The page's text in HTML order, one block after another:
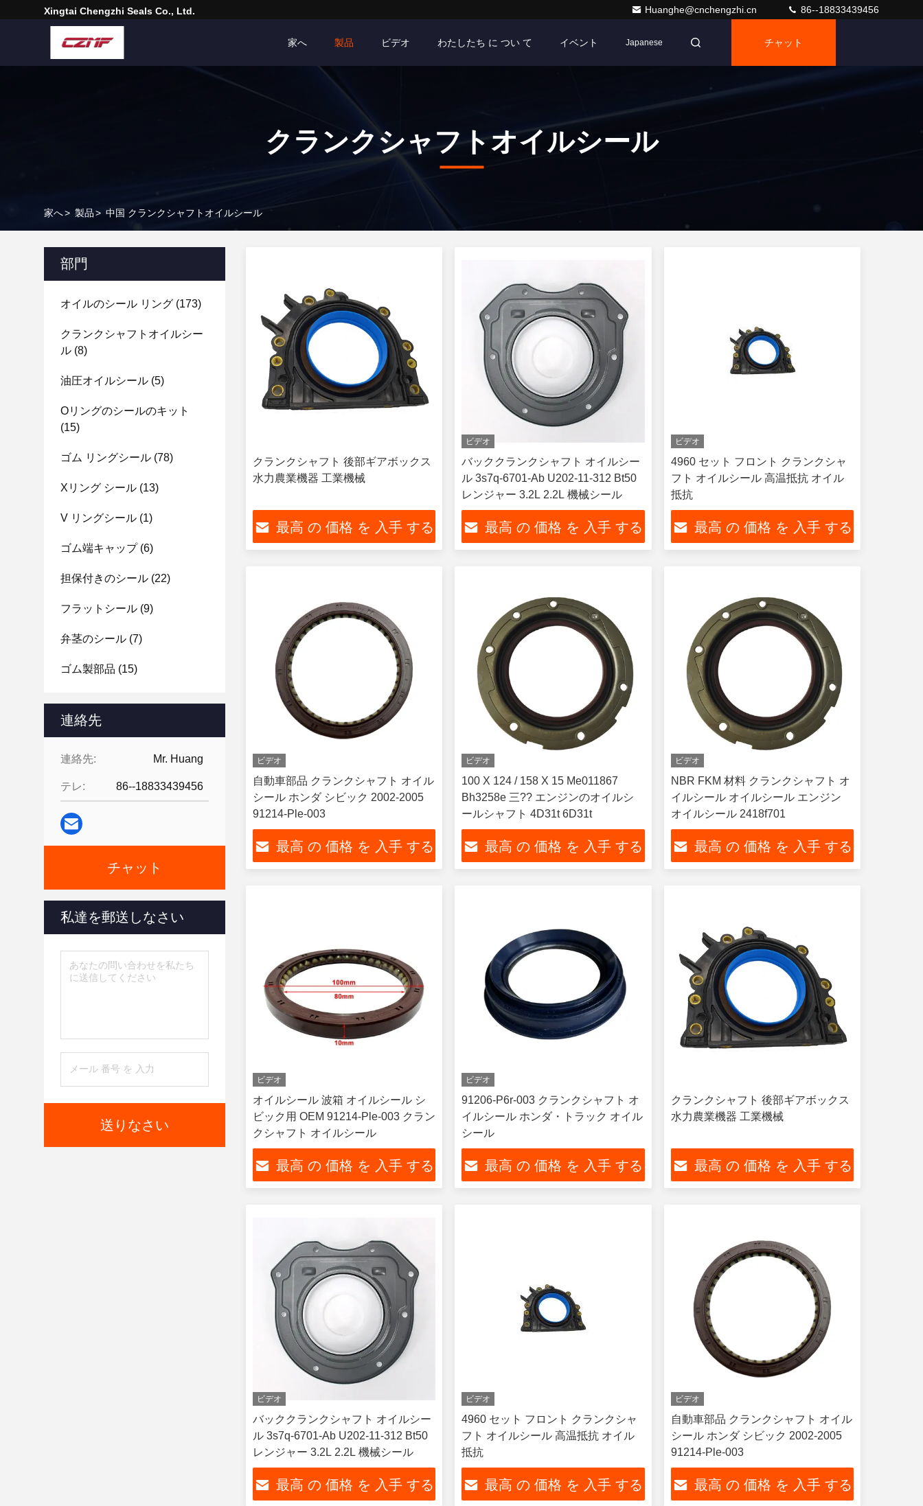
Xingtai Chengzhi Seals Co., Ltd. Huanghe@cnchengzhi.cn 86--18833439456
家へ 製品 ビデオ わたしたち に つい て イベント Japanese チャット
クランクシャフトオイルシール
家へ> 製品> 中国 クランクシャフトオイルシール
部門
オイルのシール リング (173)
クランクシャフトオイルシー
ル (8)
油圧オイルシール (5)
Oリングのシールのキット
(15)
ゴム リングシール (78)
Xリング シール (13)
V リングシール (1)
ゴム端キャップ(6)
担保付きのシール (22)
フラットシール (9)
弁茎のシール (7)
ゴム製部品 (15)
連絡先
連絡先: Mr. Huang
テレ: 86--18833439456
チャット
私達を郵送しなさい
送りなさい
クランクシャフト 後部ギアボックス
水力農業機器 工業機械
最高 の 価格 を 入手 する
ビデオ
バッククランクシャフト オイルシー
ル 3s7q-6701-Ab U202-11-312 Bt50
レンジャー 3.2L 2.2L 機械シール
最高 の 価格 を 入手 する
ビデオ
4960 セット フロント クランクシャ
フト オイルシール 高温抵抗 オイル
抵抗
最高 の 価格 を 入手 する
ビデオ
自動車部品 クランクシャフト オイル
シール ホンダ シビック 2002-2005
91214-Ple-003
最高 の 価格 を 入手 する
ビデオ
100 X 124 / 158 X 15 Me011867
Bh3258e 三?? エンジンのオイルシ
ールシャフト 4D31t 6D31t
最高 の 価格 を 入手 する
ビデオ
NBR FKM 材料 クランクシャフト オ
イルシール オイルシール エンジン
オイルシール 2418f701
最高 の 価格 を 入手 する
ビデオ
オイルシール 波箱 オイルシール シ
ビック用 OEM 91214-Ple-003 クラン
クシャフト オイルシール
最高 の 価格 を 入手 する
ビデオ
91206-P6r-003 クランクシャフト オ
イルシール ホンダ・トラック オイル
シール
最高 の 価格 を 入手 する
クランクシャフト 後部ギアボックス
水力農業機器 工業機械
最高 の 価格 を 入手 する
ビデオ
バッククランクシャフト オイルシー
ル 3s7q-6701-Ab U202-11-312 Bt50
レンジャー 3.2L 2.2L 機械シール
最高 の 価格 を 入手 する
ビデオ
4960 セット フロント クランクシャ
フト オイルシール 高温抵抗 オイル
抵抗
最高 の 価格 を 入手 する
ビデオ
自動車部品 クランクシャフト オイル
シール ホンダ シビック 2002-2005
91214-Ple-003
最高 の 価格 を 入手 する